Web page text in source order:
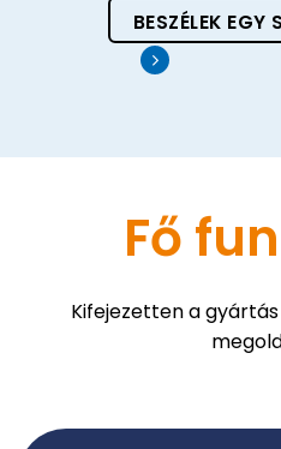
BESZÉLEK EGY
Fő
Kifejezetten a